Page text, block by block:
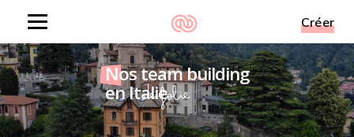
Toggle
Créer
Nos team building
en ItalieDe folie